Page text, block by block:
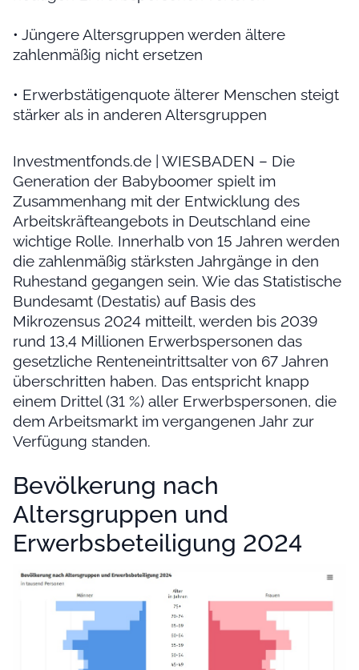
• Jüngere Altersgruppen werden ältere
zahlenmäßig nicht ersetzen
• Erwerbstätigenquote älterer Menschen steigt
stärker als in anderen Altersgruppen
Investmentfonds.de | WIESBADEN – Die
Generation der Babyboomer spielt im
Zusammenhang mit der Entwicklung des
Arbeitskräfteangebots in Deutschland eine
wichtige Rolle. Innerhalb von 15 Jahren werden
die zahlenmäßig stärksten Jahrgänge in den
Ruhestand gegangen sein. Wie das Statistische
Bundesamt (Destatis) auf Basis des
Mikrozensus 2024 mitteilt, werden bis 2039
rund 13,4 Millionen Erwerbspersonen das
gesetzliche Renteneintrittsalter von 67 Jahren
überschritten haben. Das entspricht knapp
einem Drittel (31 %) aller Erwerbspersonen, die
dem Arbeitsmarkt im vergangenen Jahr zur
Verfügung standen.
Bevölkerung nach
Altersgruppen und
Erwerbsbeteiligung 2024